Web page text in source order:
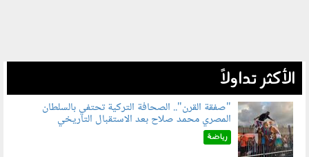
الأكثر تداولاً
070801.jpg
"صفقة القرن".. الصحافة التركية تحتفي بالسلطان
المصري محمد صلاح بعد الاستقبال التاريخي
رياضة